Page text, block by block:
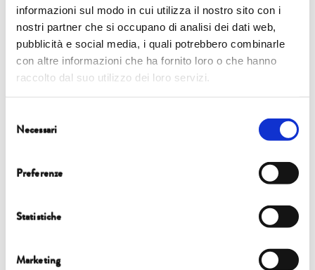
informazioni sul modo in cui utilizza il nostro sito con i
nostri partner che si occupano di analisi dei dati web,
pubblicità e social media, i quali potrebbero combinarle
con altre informazioni che ha fornito loro o che hanno
raccolto dal suo utilizzo dei loro servizi.
delNecessari
Preferenze
Statistiche
Marketing
Eventi
SOTTO I NOSTRI PIEDI LA VITA BRULICA, IN POCHI CENTIMETRI